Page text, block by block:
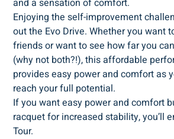
and a sensation of comfort.
Enjoying the self-improvement
out the Evo Drive. Whether you want
friends or want to see how far you
(why not both?!), this affordable
provides easy power and comfort as
reach your full potential.
If you want easy power and comfort
racquet for increased stability, you’ll
Tour.